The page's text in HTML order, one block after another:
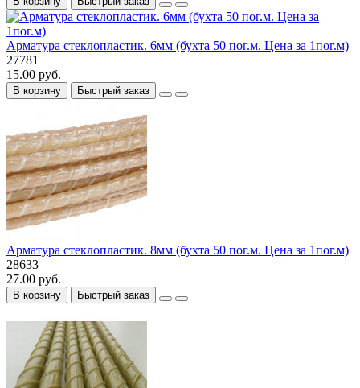
Арматура стеклопластик. 6мм (бухта 50 пог.м. Цена за 1пог.м)
27781
15.00 руб.
В корзину Быстрый заказ
Арматура стеклопластик. 8мм (бухта 50 пог.м. Цена за 1пог.м)
28633
27.00 руб.
В корзину Быстрый заказ